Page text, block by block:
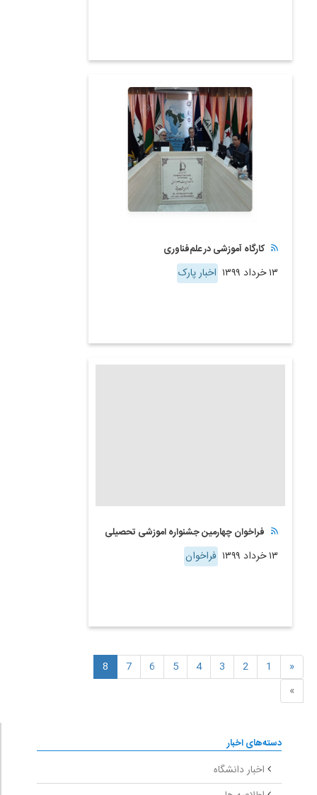
کارگاه آموزشی در علم‌فناوری
۱۳ خرداد ۱۳۹۹ اخبار پارک
فراخوان چهارمین جشنواره اموزشی تحصیلی
۱۳ خرداد ۱۳۹۹ فراخوان
«
1
2
3
4
5
6
7
8
»
دسته‌های اخبار
اخبار دانشگاه